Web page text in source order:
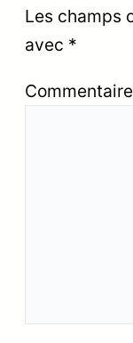
Les champs
avec *
Commentaire